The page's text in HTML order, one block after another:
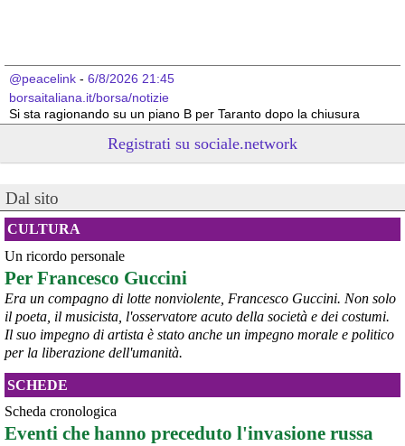
@peacelink - 6/8/2026 21:45
borsaitaliana.it/borsa/notizie
Si sta ragionando su un piano B per Taranto dopo la chiusura
cronachetarantine.it/index.php
il Governo ha manifestato l’intenzione di predisporre un
provvedimento straordinario per attenuare le conseguenze
economiche e sociali della prevista fermata dell’area a caldo e ha
chiesto alle rappresentanze del territorio di formulare proposte
concrete per definirne i contenuti. Casartigiani valuta positivamente
questa disponibilità.
#
ILVA Taranto
Registrati su sociale.network
Dal sito
CULTURA
Un ricordo personale
Per Francesco Guccini
Era un compagno di lotte nonviolente, Francesco Guccini. Non solo
il poeta, il musicista, l'osservatore acuto della società e dei costumi.
Il suo impegno di artista è stato anche un impegno morale e politico
per la liberazione dell'umanità.
SCHEDE
Scheda cronologica
Eventi che hanno preceduto l'invasione russa